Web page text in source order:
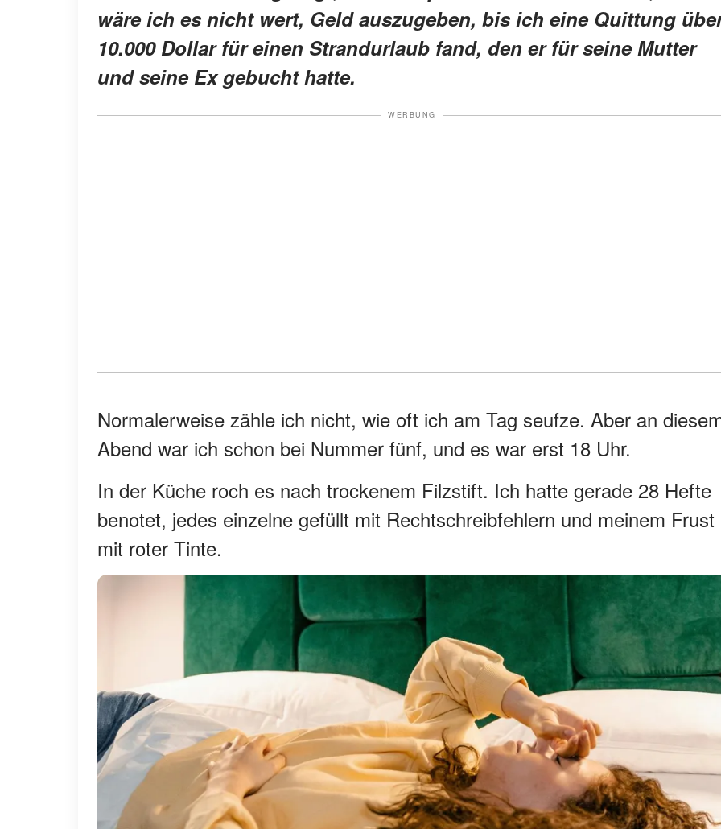
wäre ich es nicht wert, Geld auszugeben, bis ich eine Quittung
10.000 Dollar für einen Strandurlaub fand, den er für seine Mutter
und seine Ex gebucht hatte.
WERBUNG
Normalerweise zähle ich nicht, wie oft ich am Tag seufze. Aber an
Abend war ich schon bei Nummer fünf, und es war erst 18 Uhr.
In der Küche roch es nach trockenem Filzstift. Ich hatte gerade 28 Hefte
benotet, jedes einzelne gefüllt mit Rechtschreibfehlern und meinem Frust
mit roter Tinte.